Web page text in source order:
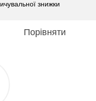
знижки
Порівняти